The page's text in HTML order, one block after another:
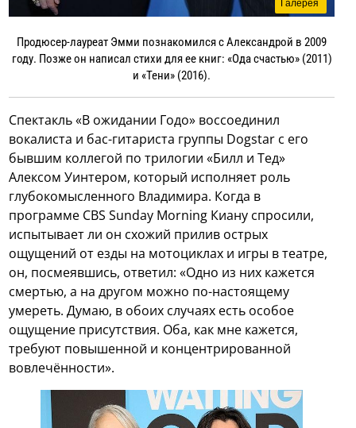
Галерея
Продюсер-лауреат Эмми познакомился с Александрой в 2009
году. Позже он написал стихи для ее книг: «Ода счастью» (2011)
и «Тени» (2016).
Спектакль «В ожидании Годо» воссоединил
вокалиста и бас-гитариста группы Dogstar с его
бывшим коллегой по трилогии «Билл и Тед»
Алексом Уинтером, который исполняет роль
глубокомысленного Владимира. Когда в
программе CBS Sunday Morning Киану спросили,
испытывает ли он схожий прилив острых
ощущений от езды на мотоциклах и игры в театре,
он, посмеявшись, ответил: «Одно из них кажется
смертью, а на другом можно по-настоящему
умереть. Думаю, в обоих случаях есть особое
ощущение присутствия. Оба, как мне кажется,
требуют повышенной и концентрированной
вовлечённости».